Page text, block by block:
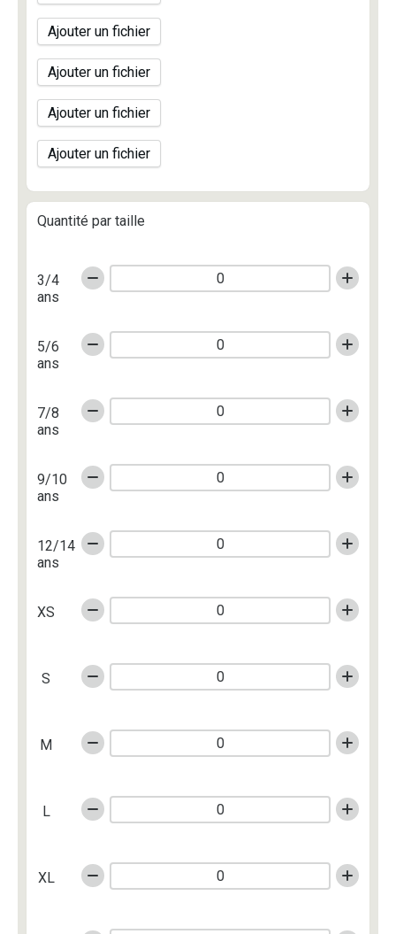
Ajouter un fichier
Ajouter un fichier
Ajouter un fichier
Ajouter un fichier
Quantité par taille
3/4
ans
5/6
ans
7/8
ans
9/10
ans
12/14
ans
XS
S
M
L
XL